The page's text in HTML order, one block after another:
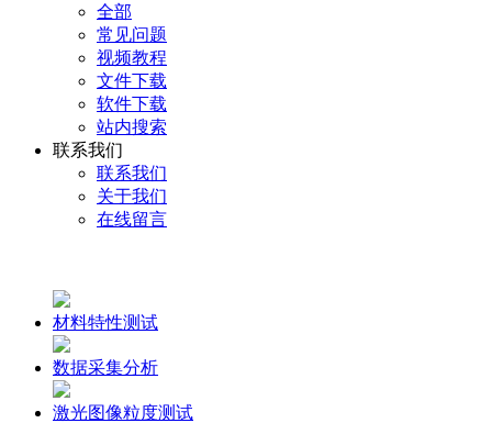
全部
常见问题
视频教程
文件下载
软件下载
站内搜索
联系我们
联系我们
关于我们
在线留言
材料特性测试
数据采集分析
激光图像粒度测试